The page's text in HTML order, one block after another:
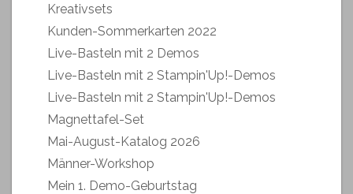
Kreativsets
Kunden-Sommerkarten 2022
Live-Basteln mit 2 Demos
Live-Basteln mit 2 Stampin'Up!-Demos
Live-Basteln mit 2 Stampin'Up!-Demos
Magnettafel-Set
Mai-August-Katalog 2026
Männer-Workshop
Mein 1. Demo-Geburtstag